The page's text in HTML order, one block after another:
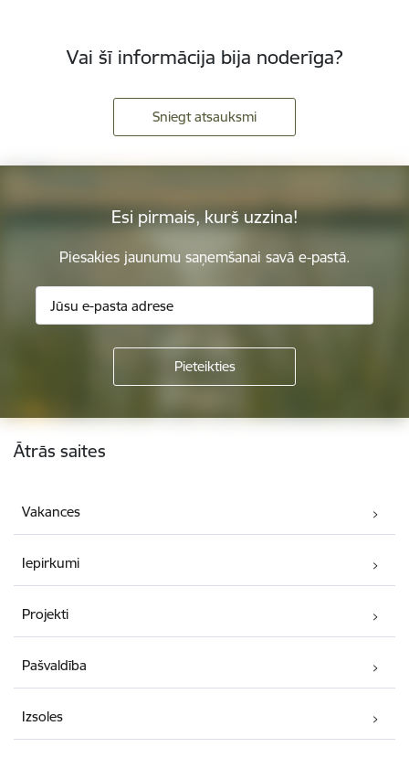
Vai šī informācija bija noderīga?
Sniegt atsauksmi
Esi pirmais, kurš uzzina!
Piesakies jaunumu saņemšanai savā e-pastā.
Kājene
Ātrās saites
Vakances
Iepirkumi
Projekti
Pašvaldība
Izsoles